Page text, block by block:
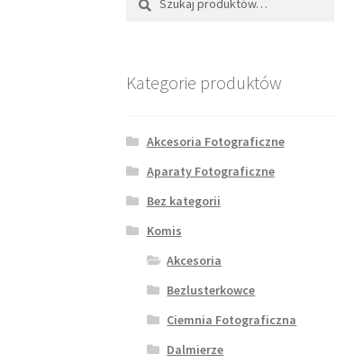
Kategorie produktów
Akcesoria Fotograficzne
Aparaty Fotograficzne
Bez kategorii
Komis
Akcesoria
Bezlusterkowce
Ciemnia Fotograficzna
Dalmierze